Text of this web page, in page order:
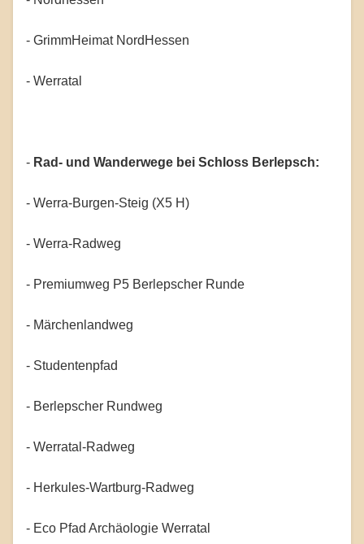
- GrimmHeimat NordHessen
- Werratal
- Rad- und Wanderwege bei Schloss Berlepsch:
- Werra-Burgen-Steig (X5 H)
- Werra-Radweg
- Premiumweg P5 Berlepscher Runde
- Märchenlandweg
- Studentenpfad
- Berlepscher Rundweg
- Werratal-Radweg
- Herkules-Wartburg-Radweg
- Eco Pfad Archäologie Werratal